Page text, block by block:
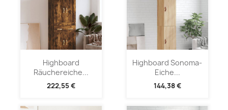
Highboard
Räuchereiche...
222,55 €
Highboard Sonoma-
Eiche...
144,38 €